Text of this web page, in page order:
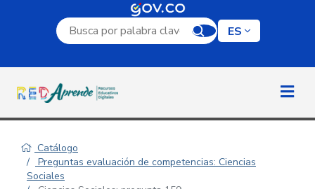
Campo de búsqueda por palabra clave
ES
Catálogo
Preguntas evaluación de competencias: Ciencias
Sociales